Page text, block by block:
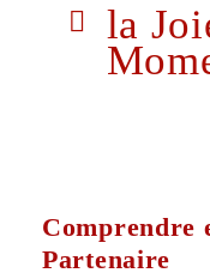
la
Comprendre
Partenaire